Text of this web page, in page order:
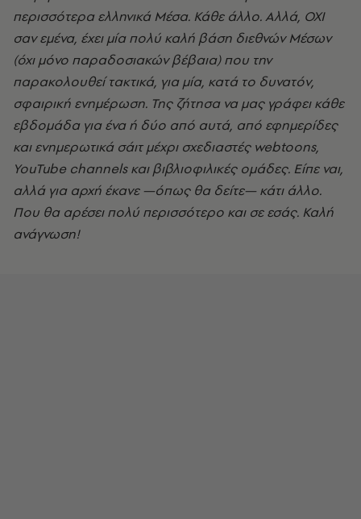
περισσότερα ελληνικά Μέσα. Κάθε άλλο. Αλλά, ΟΧΙ
σαν εμένα, έχει μία πολύ καλή βάση διεθνών Μέσων
(όχι μόνο παραδοσιακών βέβαια) που την
παρακολουθεί τακτικά, για μία, κατά το δυνατόν,
σφαιρική ενημέρωση. Της ζήτησα να μας γράφει κάθε
εβδομάδα για ένα ή δύο από αυτά, από εφημερίδες
και ενημερωτικά σάιτ μέχρι σχεδιαστές webtoons,
YouTube channelsκαι βιβλιοφιλικές ομάδες. Είπε ναι,
αλλά για αρχή έκανε —όπως θα δείτε— κάτι άλλο.
Που θα αρέσει πολύ περισσότερο και σε εσάς. Καλή
ανάγνωση!